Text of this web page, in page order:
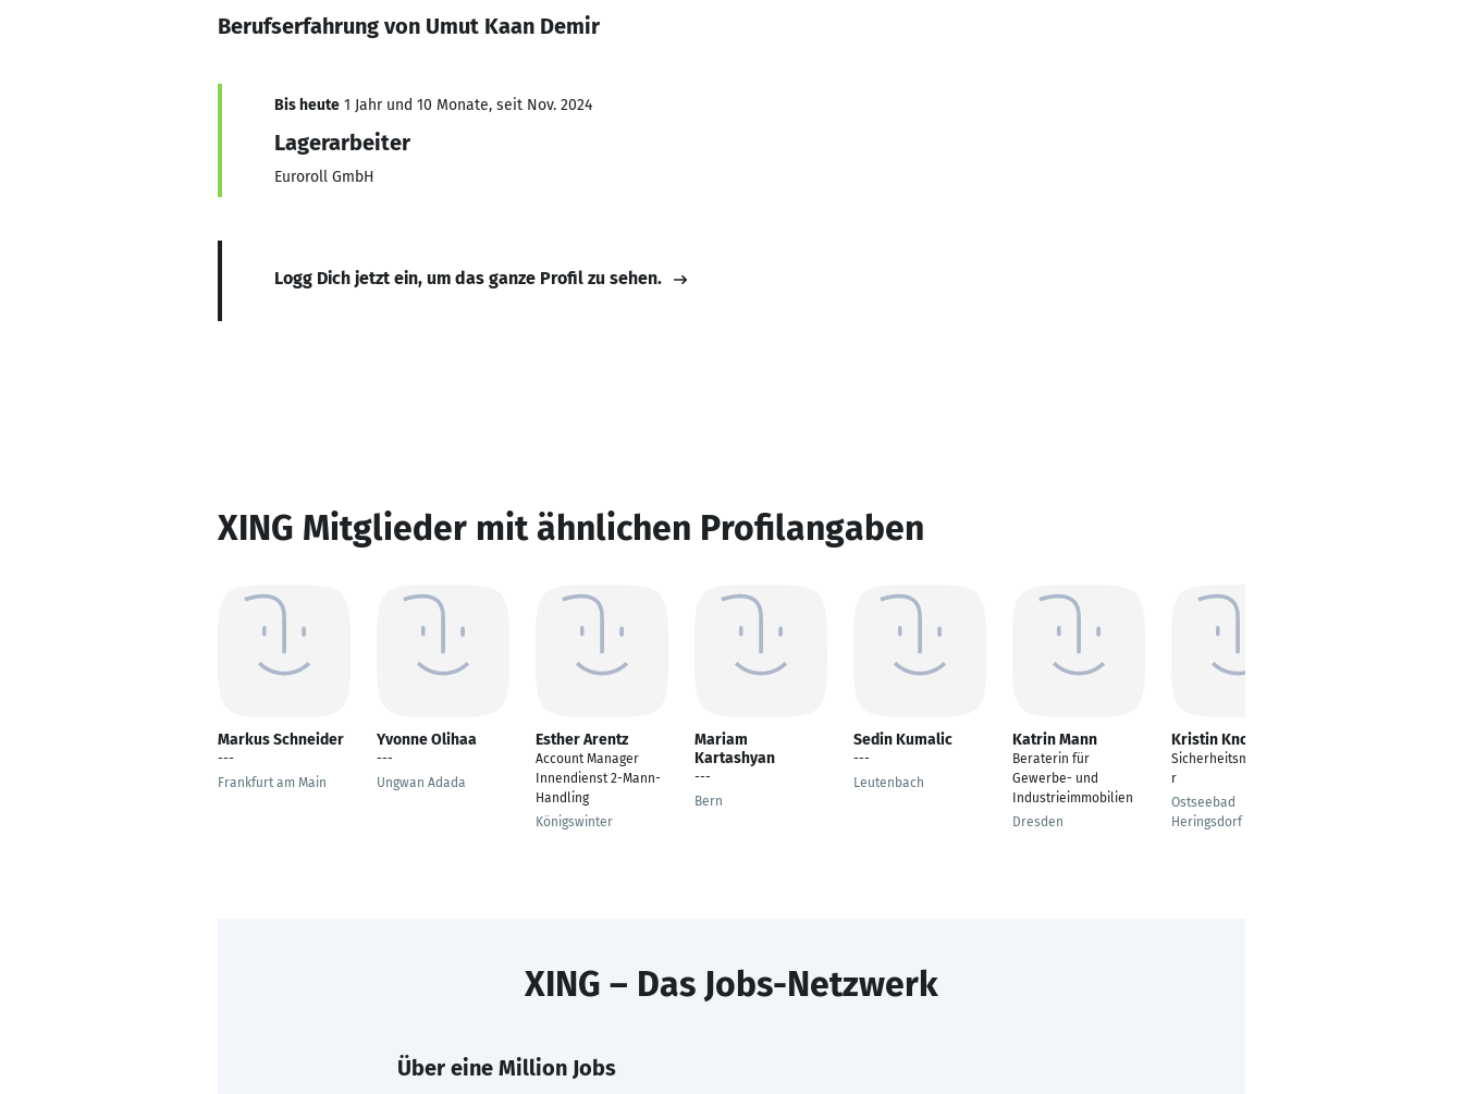
Berufserfahrung von Umut Kaan Demir
Bis heute 1 Jahr und 10 Monate, seit Nov. 2024
Lagerarbeiter
Euroroll GmbH
Logg Dich jetzt ein, um das ganze Profil zu sehen.
XING Mitglieder mit ähnlichen Profilangaben
Markus Schneider
---
Frankfurt am Main
Yvonne Olihaa
---
Ungwan Adada
Esther Arentz
Account Manager
Innendienst 2-Mann-
Handling
Königswinter
Mariam
Kartashyan
---
Bern
Sedin Kumalic
---
Leutenbach
Katrin Mann
Beraterin für
Gewerbe- und
Industrieimmobilien
Dresden
Kristin Knoblich
Sicherheitsmitarbeite
r
Ostseebad
Heringsdorf
XING – Das Jobs-Netzwerk
Über eine Million Jobs